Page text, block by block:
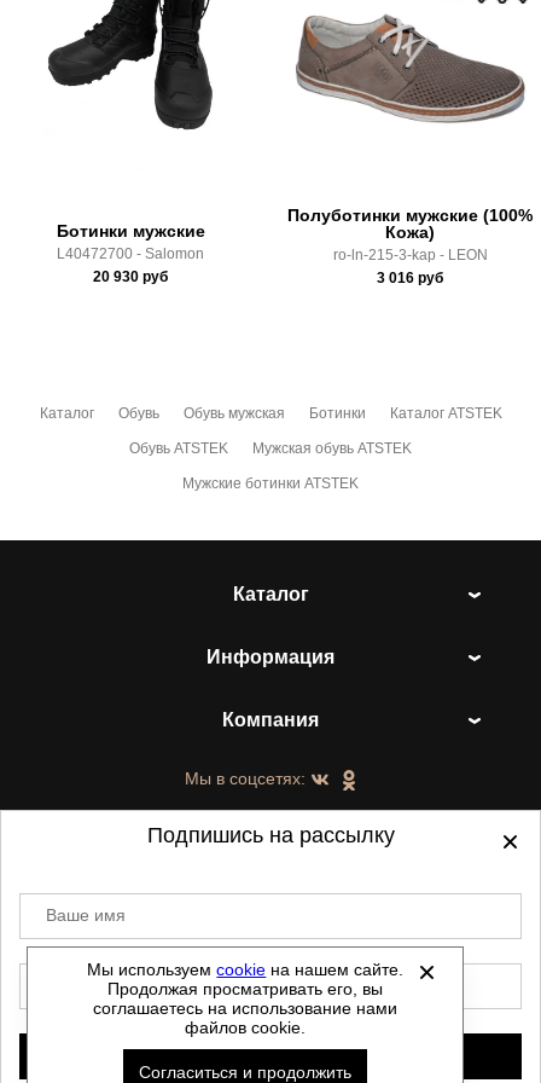
Доставка по России всеми транспортными ТК, а также с
Почтой Росии и СДЭК.
Здесь вы можете более детально ознакомиться с
Ботинки мужские
L40472700 - Salomon
20 930 руб
Полуботинки мужские (100%
Кожа)
ro-ln-215-3-kap - LEON
3 016 руб
Каталог Обувь Обувь мужская Ботинки Каталог ATSTEK
Обувь ATSTEK Мужская обувь ATSTEK
Мужские ботинки ATSTEK
Каталог
Информация
Компания
Мы в соцсетях:
©2021-2026 - ShoesTown.ru - все права
защищены.
Данный сайт не является интернет магазином и
не является публичной офертой.
Политика обработки персональных данных
Мы используемcookie на нашем сайте.
Продолжая просматривать его, вы
соглашаетесь на использование нами
файлов cookie.
Согласиться и продолжить
Подпишись на рассылку
Ваше имя